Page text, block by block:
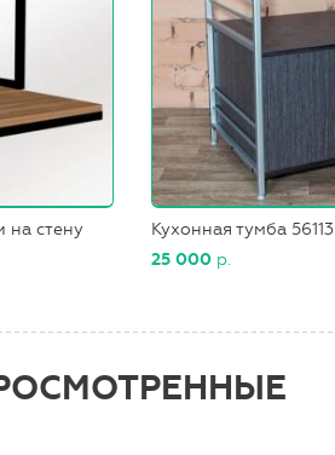
на стену
Кухонная тумба 56113
25 000 р.